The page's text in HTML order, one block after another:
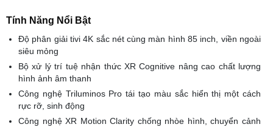
Tính Năng Nổi Bật
Độ phân giải tivi 4K sắc nét cùng màn hình 85 inch, viền ngoài
siêu mỏng
Bộ xử lý trí tuệ nhận thức XR Cognitive nâng cao chất lượng
hình ảnh âm thanh
Công nghệ Triluminos Pro tái tạo màu sắc hiển thị một cách
rực rỡ, sinh động
Công nghệ XR Motion Clarity chống nhòe hình, chuyển cảnh